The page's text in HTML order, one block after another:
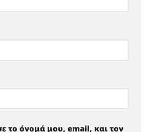
το όνομά μου, email, και τον